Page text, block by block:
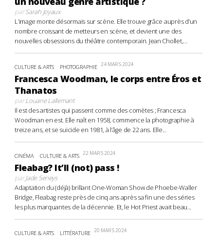
parSarah Joyaux
L’image monte désormais sur scène. Elle trouve grâce auprès d’un
nombre croissant de metteurs en scène, et devient une des
nouvelles obsessions du théâtre contemporain. Jean Chollet,...
CULTURE & ARTS PHOTOGRAPHIE 24 MARS 2024
Francesca Woodman, le corps entre Éros et
Thanatos
parLouane Lallemant
Il est des artistes qui passent comme des comètes ; Francesca
Woodman en est. Elle naît en 1958, commence la photographie à
treize ans, et se suicide en 1981, à l’âge de 22 ans. Elle...
CINÉMA CULTURE & ARTS 22 MARS 2024
Fleabag? It’ll (not) pass !
parJade Serieys
Adaptation du (déjà) brillant One-Woman Show de Phoebe-Waller
Bridge, Fleabag reste près de cinq ans après sa fin une des séries
les plus marquantes de la décennie. Et, le Hot Priest avait beau...
CULTURE & ARTS LITTÉRATURE 20 MARS 2024